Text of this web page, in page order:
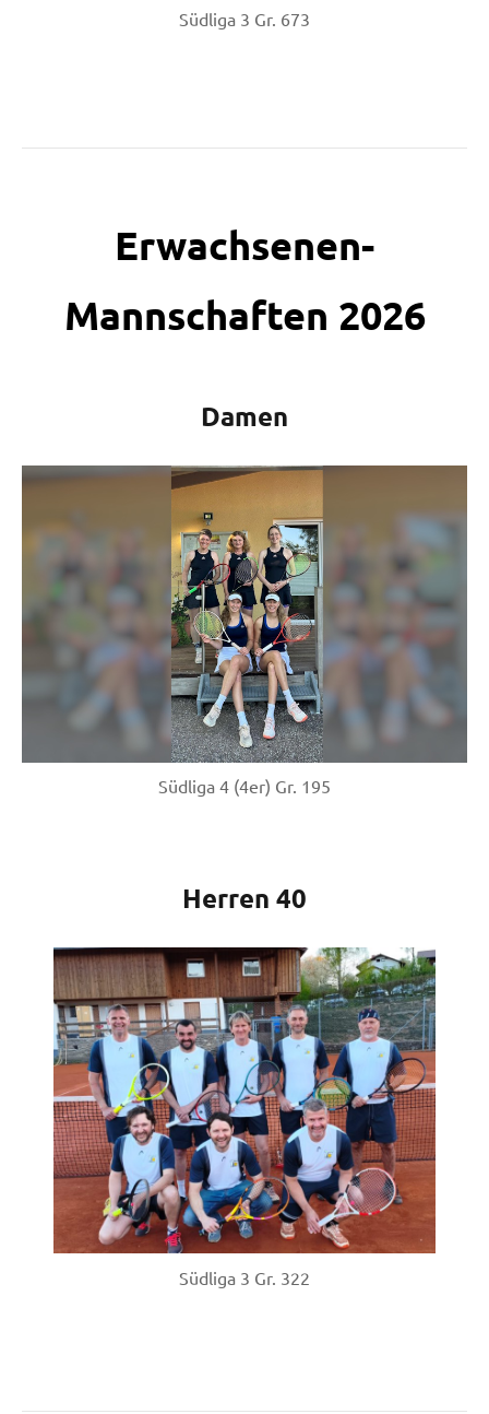
Südliga 3 Gr. 673
Erwachsenen-
Mannschaften 2026
Damen
Südliga 4 (4er) Gr. 195
Herren 40
Südliga 3 Gr. 322